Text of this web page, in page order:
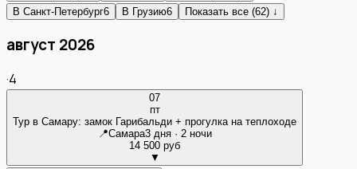
В Санкт-Петербург6 В Грузию6 Показать все (62) ↓
август 2026
·4
07
пт
Тур в Самару: замок Гарибальди + прогулка на теплоходе
📍Самара3 дня · 2 ночи
14 500 руб
▼